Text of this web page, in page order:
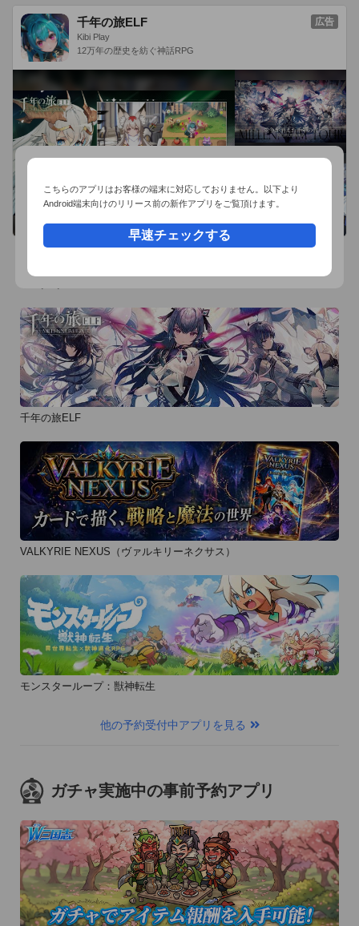
『影狩り』(全10巻)
徳川幕藩体制も綻びを見せ出した頃､幕府は財政再建のため大
名の取り潰しを謀り全国にお庭番を放った｡対する諸藩は･･･
『オペレーションG.G』(全5巻)
表向きはNGO(海外邦人危機管理研究所)の職員だが､裏では危
険をかえりみず邦人救出にあたる5名｡その任務は?
狙ったものは“美女から水爆まで”必ず手に入れると恐れられて
在、霧のように現われ、煙のように消える男!!　モナコ・グラ
受けたが…!?　「女と車は闇夜に盗め!!」他２編収録。
『ホーキング』(全3巻)
21人もの人間を殺害した死刑囚･ﾀｶｼﾅ ﾘｮｳ｡ある組織の手により
死刑を免れたﾘｮｳに､組織による試練が次々と襲い掛かる･･･!
『ファング・J』(全4巻)
芸能マフィアとも呼ばれる“アップル・ソサェティ”のパーティ
人集団とは思えぬその犯行で、捜査線上にあがったのは“ファン
グ・Ｊ”と呼ばれる日本人の男！　依頼を請ければ何でもやって
のけると言われるその男の正体は…「日本の深い夜の中」他２
篇収録。
『殺人遊戯の島』(全1巻)
ﾌｨﾘﾋﾟﾝ･ﾏﾆﾗ市で､ﾆﾄﾛを使って金庫破りを計った2人が逮捕され
た｡近海の無人島にﾚｼﾞｬｰﾗﾝﾄﾞ建設を企てる銀行の頭取は2人を
雇う｡爆薬の知識のある彼らに､戦時中の不発弾の処理をさせる
ためだったが､それは表向きで､真の目的は埋蔵金の発掘であっ
た｡
■人気漫画を全巻無料で読み放題！
---------------------------------------------
本アプリは毎日30分間、完全無料で全作品を読むことが出来ま
す！
時間はマンガを読んでいる時にだけ消費されますが、毎日21：
00に回復します。
会員登録などの面倒な手間もありませんので、いつでもどこで
千年の旅ELF
Kibi Play
12万年の歴史を紡ぐ神話RPG
広告
おすすめ事前予約アプリ
千年の旅ELF
VALKYRIE NEXUS（ヴァルキリーネクサス）
モンスターループ：獣神転生
他の予約受付中アプリを見る
ガチャ実施中の事前予約アプリ
こちらのアプリはお客様の端末に対応しておりません。以下より
Android端末向けのリリース前の新作アプリをご覧頂けます。
早速チェックする